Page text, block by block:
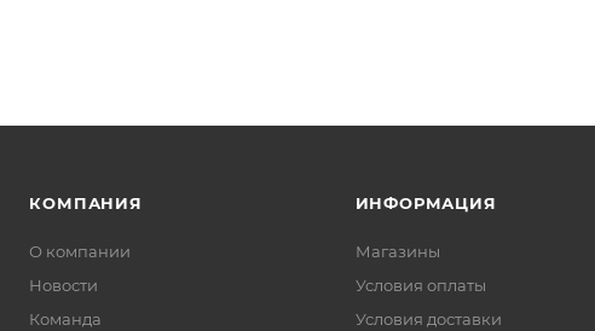
КОМПАНИЯ
О компании
Новости
Команда
ИНФОРМАЦИЯ
Магазины
Условия оплаты
Условия доставки